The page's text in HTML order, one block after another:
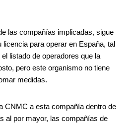
las compañías implicadas, sigue
licencia para operar en España, tal
listado de operadores que la
pero este organismo no tiene
medidas.
CNMC a esta compañía dentro de
al por mayor, las compañías de